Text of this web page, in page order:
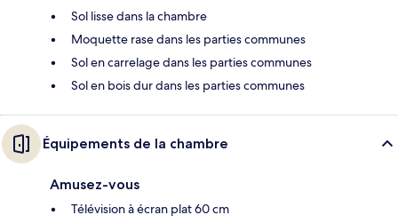
Sol lisse dans la chambre
Moquette rase dans les parties communes
Sol en carrelage dans les parties communes
Sol en bois dur dans les parties communes
Équipements de la chambre
Amusez-vous
Télévision à écran plat 60 cm